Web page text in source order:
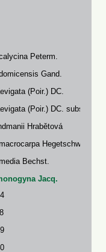
Peterm.
Gand.
(Poir.) DC.
(Poir.) DC. subsp.
Hrabětová
Hegetschw.
Bechst.
Jacq.